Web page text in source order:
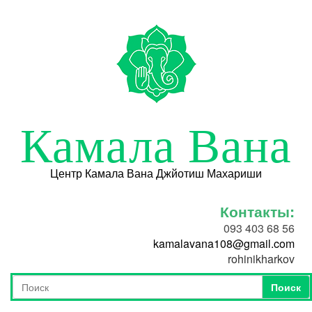
Камала Вана
Центр Камала Вана Джйотиш Махариши
Контакты:
093 403 68 56
kamalavana108@gmail.com
rohinikharkov
Форма поиска
Поиск